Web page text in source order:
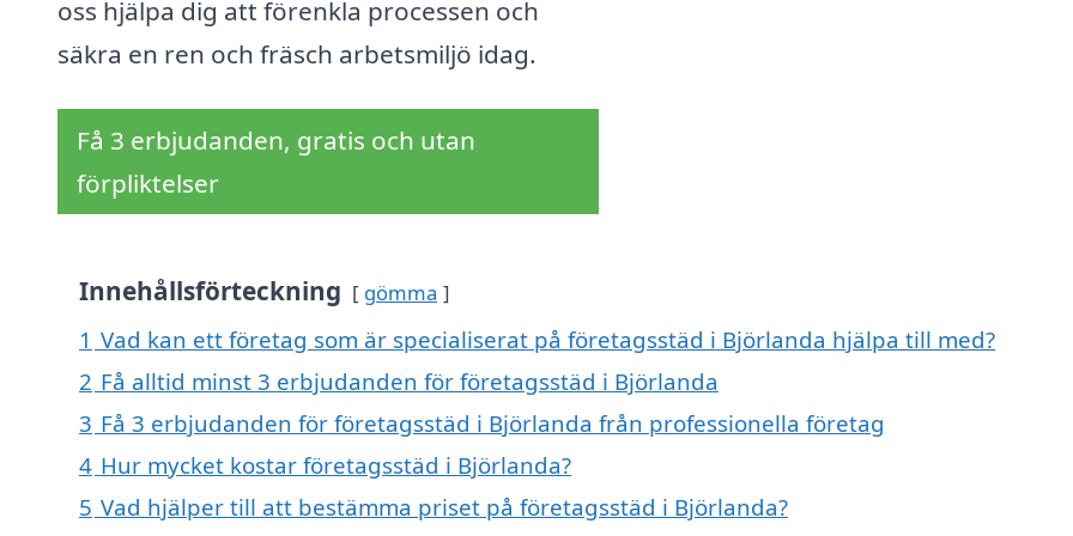
oss hjälpa dig att förenkla processen och
säkra en ren och fräsch arbetsmiljö idag.
Få 3 erbjudanden, gratis och utan
förpliktelser
Innehållsförteckning gömma
1 Vad kan ett företag som är specialiserat på företagsstäd i Björlanda hjälpa till med?
2 Få alltid minst 3 erbjudanden för företagsstäd i Björlanda
3 Få 3 erbjudanden för företagsstäd i Björlanda från professionella företag
4 Hur mycket kostar företagsstäd i Björlanda?
5 Vad hjälper till att bestämma priset på företagsstäd i Björlanda?